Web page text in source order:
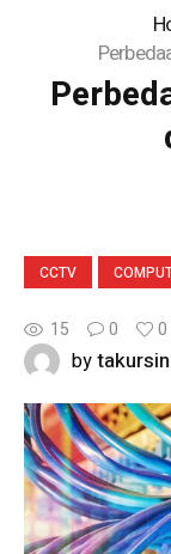
CCTV
15 0 0
by